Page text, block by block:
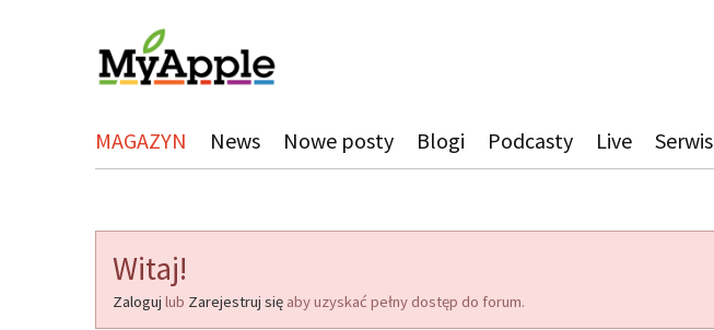
MAGAZYN News Nowe posty Blogi Podcasty Live Serwis
Witaj!
Zaloguj lub Zarejestruj się aby uzyskać pełny dostęp do forum.